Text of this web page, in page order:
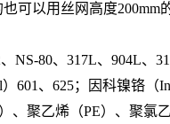
可以用丝网高度200mm
NS-80、317L、904L
、625；因科镍铬（
、聚乙烯（PE）、聚